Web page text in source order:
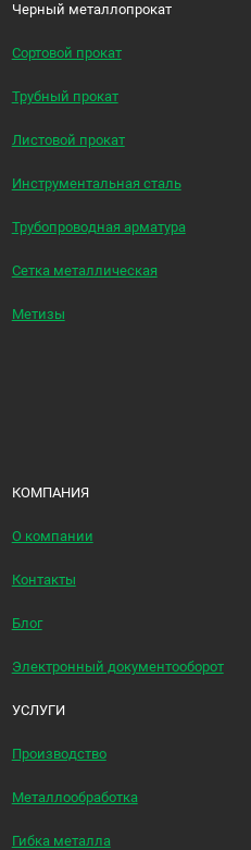
Черный металлопрокат
Сортовой прокат
Трубный прокат
Листовой прокат
Инструментальная сталь
Трубопроводная арматура
Сетка металлическая
Метизы
КОМПАНИЯ
О компании
Контакты
Блог
Электронный документооборот
УСЛУГИ
Производство
Металлообработка
Гибка металла